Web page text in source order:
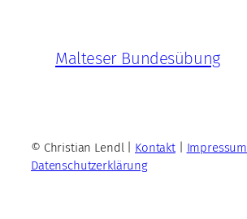
Malteser Bundesübung
© Christian Lendl | Kontakt| Impressum
Datenschutzerklärung